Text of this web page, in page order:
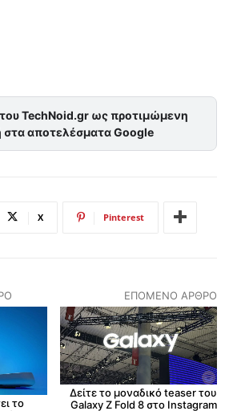
TechNoid.gr ως προτιμώμενη
στα αποτελέσματα Google
X Pinterest
το
ΕΠΌΜΕΝΟ ΆΡΘΡΟ
Δείτε το μοναδικό teaser του
Galaxy Z Fold 8 στο Instagram